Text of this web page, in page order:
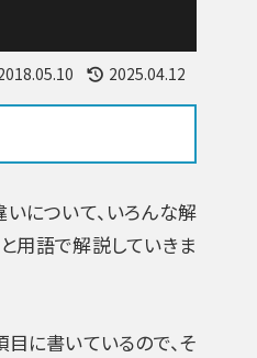
2025.04.12
について、いろんな解
用語で解説していきま
目に書いているので、そ